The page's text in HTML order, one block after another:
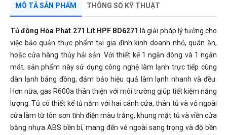
MÔ TẢ SẢN PHẨM THÔNG SỐ KỸ THUẬT
Tủ đông Hòa Phát 271 Lít HPF BD6271 là giải pháp lý tưởng cho
việc bảo quản thực phẩm tại gia đình kinh doanh nhỏ, quán ăn,
hoặc cửa hàng thủy hải sản. Với thiết kế 1 ngăn đông và 1 ngăn
mát, sản phẩm này sử dụng công nghệ làm lạnh trực tiếp cùng
dàn lạnh bằng đồng, đảm bảo hiệu quả làm lạnh nhanh và đều.
Hơn nữa, gas R600a thân thiện với môi trường giúp tiết kiệm năng
lượng. Tủ có thiết kế tủ nằm với hai cánh cửa, thân tủ và vỏ ngoài
cửa làm từ tôn sơn tĩnh điện màu trắng, khung mặt tủ và viền cửa
bằng nhựa ABS bền bỉ, mang đến vẻ ngoài sang trọng và độ bền